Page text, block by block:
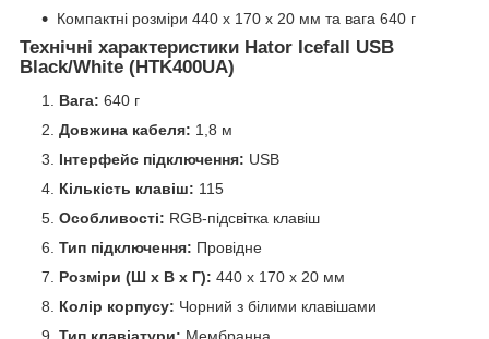
Компактні розміри 440 х 170 х 20 мм та вага 640 г
Технічні характеристики Hator Icefall USB
Black/White (HTK400UA)
Вага: 640 г
Довжина кабеля: 1,8 м
Інтерфейс підключення: USB
Кількість клавіш: 115
Особливості: RGB-підсвітка клавіш
Тип підключення: Провідне
Розміри (Ш х В х Г): 440 x 170 x 20 мм
Колір корпусу: Чорний з білими клавішами